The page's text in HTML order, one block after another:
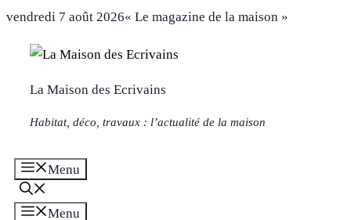
Aller
contenu
vendredi 7 août 2026« Le magazine de la maison »
La Maison des Ecrivains
Habitat, déco, travaux : l’actualité de la maison
Menu
Menu